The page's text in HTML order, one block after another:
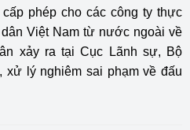
phép cho các công ty thực
Việt Nam từ nước ngoài về
xảy ra tại Cục Lãnh sự, Bộ
xử lý nghiêm sai phạm về đấu